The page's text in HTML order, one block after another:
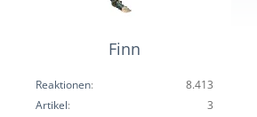
Finn
Reaktionen
8.413
Artikel
3